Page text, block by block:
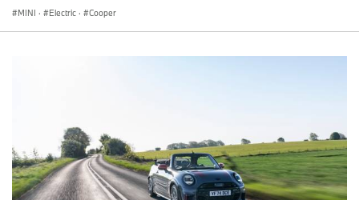
MINI · Electric · Cooper